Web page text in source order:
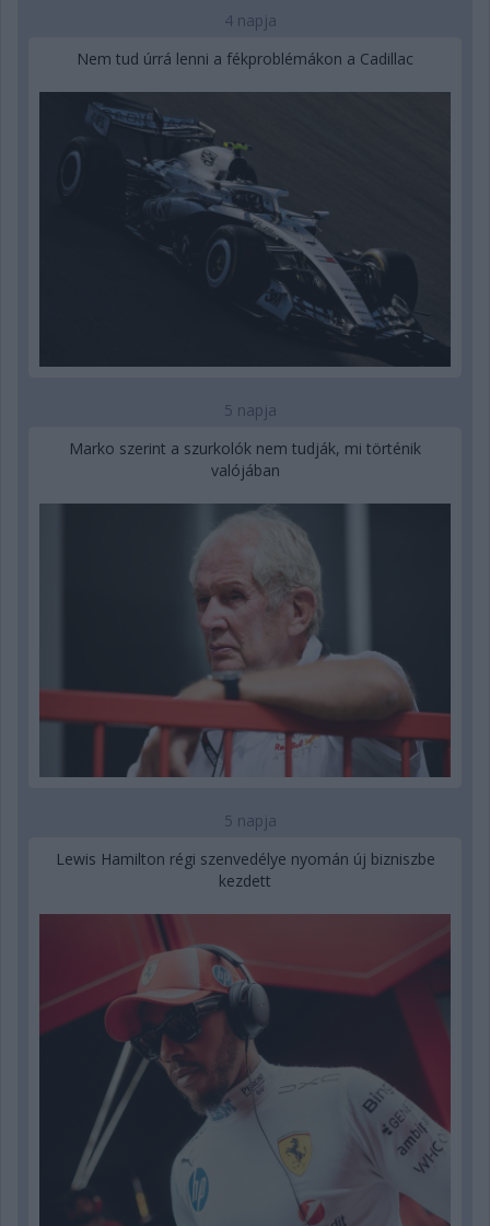
4 napja
Nem tud úrrá lenni a fékproblémákon a Cadillac
5 napja
Marko szerint a szurkolók nem tudják, mi történik
valójában
5 napja
Lewis Hamilton régi szenvedélye nyomán új bizniszbe
kezdett